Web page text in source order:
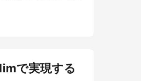
で実現する